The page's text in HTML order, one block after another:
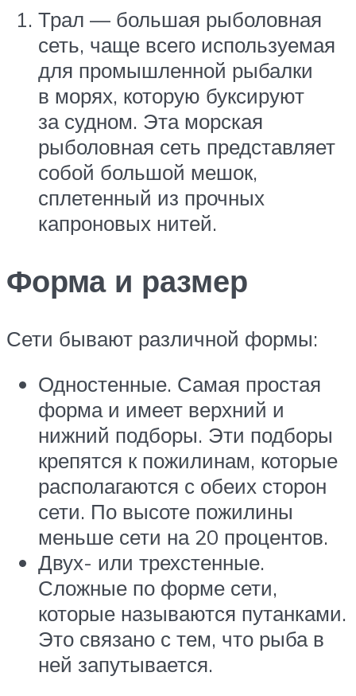
Трал — большая рыболовная
сеть, чаще всего используемая
для промышленной рыбалки
в морях, которую буксируют
за судном. Эта морская
рыболовная сеть представляет
собой большой мешок,
сплетенный из прочных
капроновых нитей.
Форма и размер
Сети бывают различной формы:
Одностенные. Самая простая
форма и имеет верхний и
нижний подборы. Эти подборы
крепятся к пожилинам, которые
располагаются с обеих сторон
сети. По высоте пожилины
меньше сети на 20 процентов.
Двух- или трехстенные.
Сложные по форме сети,
которые называются путанками.
Это связано с тем, что рыба в
ней запутывается.